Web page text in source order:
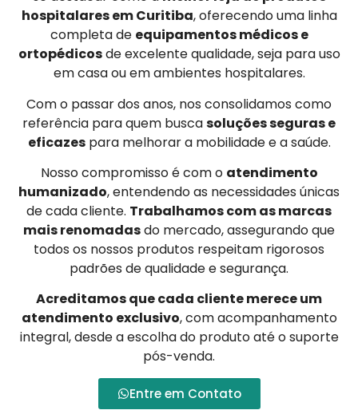
hospitalares em Curitiba, oferecendo uma linha
completa de equipamentos médicos e
ortopédicosde excelente qualidade, seja para uso
em casa ou em ambientes hospitalares.
Com o passar dos anos, nos consolidamos como
referência para quem buscasoluções seguras e
eficazespara melhorar a mobilidade e a saúde.
Nosso compromisso é com o atendimento
humanizado, entendendo as necessidades únicas
de cada cliente. Trabalhamos com as marcas
mais renomadasdo mercado, assegurando que
todos os nossos produtos respeitam rigorosos
padrões de qualidade e segurança.
Acreditamos que cada cliente merece um
atendimento exclusivo, com acompanhamento
integral, desde a escolha do produto até o suporte
pós-venda.
Entre em Contato